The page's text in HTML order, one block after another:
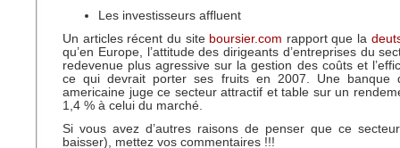
Les investisseurs affluent
Un articles récent du site boursier.com rapport que la
qu’en Europe, l’attitude des dirigeants d’entreprises du
redevenue plus agressive sur la gestion des coûts et
ce qui devrait porter ses fruits en 2007. Une banque
americaine juge ce secteur attractif et table sur un
1,4 % à celui du marché.
Si vous avez d’autres raisons de penser que ce
baisser), mettez vos commentaires !!!